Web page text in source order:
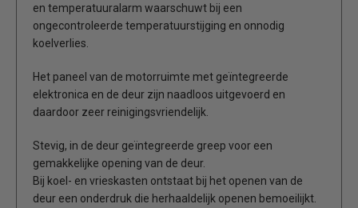
en temperatuuralarm waarschuwt bij een
ongecontroleerde temperatuurstijging en onnodig
koelverlies.
Het paneel van de motorruimte met geïntegreerde
elektronica en de deur zijn naadloos uitgevoerd en
daardoor zeer reinigingsvriendelijk.
Stevig, in de deur geïntegreerde greep voor een
gemakkelijke opening van de deur.
Bij koel- en vrieskasten ontstaat bij het openen van de
deur een onderdruk die herhaaldelijk openen bemoeilijkt.